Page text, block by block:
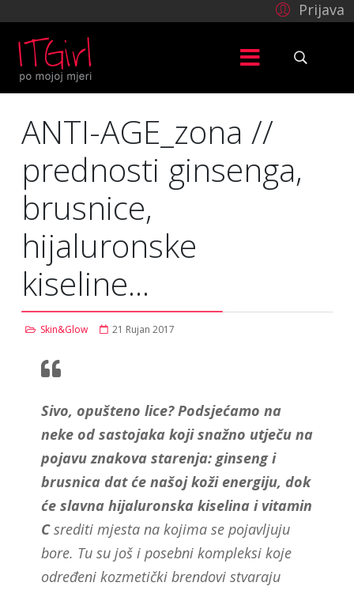
Prijava
ANTI-AGE_zona //
prednosti ginsenga,
brusnice,
hijaluronske
kiseline...
Skin&Glow 21 Rujan 2017
Sivo, opušteno lice? Podsjećamo na
neke od sastojaka koji snažno utječu na
pojavu znakova starenja: ginseng i
brusnica dat će našoj koži energiju, dok
će slavna hijaluronska kiselina i vitamin
Csrediti mjesta na kojima se pojavljuju
bore. Tu su još i posebni kompleksi koje
određeni kozmetički brendovi stvaraju